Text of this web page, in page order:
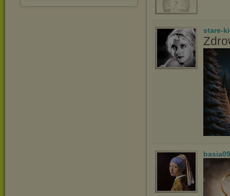
stare-